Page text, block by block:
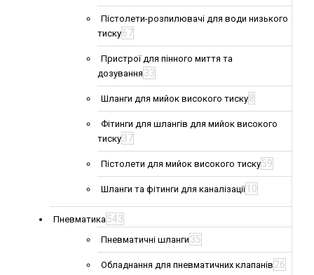
Пістолети-розпилювачі для води низького
тиску67
Пристрої для пінного миття та
дозування 33
Шланги для мийок високого тиску8
Фітинги для шлангів для мийок високого
тиску37
Пістолети для мийок високого тиску59
Шланги та фітинги для каналізації 10
Пневматика543
Пневматичні шланги 35
Обладнання для пневматичних клапанів 26